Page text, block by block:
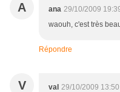
A ana 29/10/2009
waouh, c'est très
Répondre
V val 29/10/2009 13:50